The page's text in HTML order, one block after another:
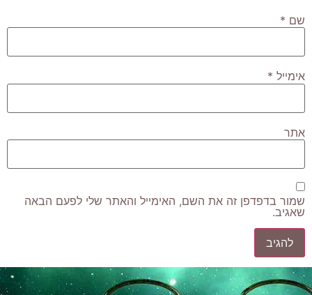
שם *
אימייל *
אתר
שמור בדפדפן זה את השם, האימייל והאתר שלי לפעם הבאה
שאגיב.